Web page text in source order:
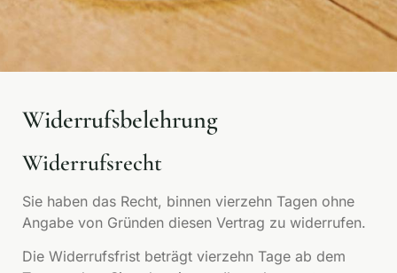
Widerrufsbelehrung
Widerrufsrecht
Sie haben das Recht, binnen vierzehn Tagen ohne
Angabe von Gründen diesen Vertrag zu widerrufen.
Die Widerrufsfrist beträgt vierzehn Tage ab dem